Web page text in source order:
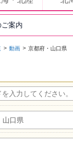
ご案内
動画 京都府・山口県
山口県